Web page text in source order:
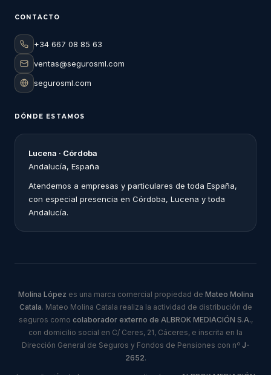
CONTACTO
+34 667 08 85 63
ventas@segurosml.com
segurosml.com
DÓNDE ESTAMOS
Lucena · Córdoba
Andalucía, España
Atendemos a empresas y particulares de toda España,
con especial presencia en Córdoba, Lucena y toda
Andalucía.
Molina López es una marca comercial propiedad de Mateo Molina
Catala. Mateo Molina Catala realiza la actividad de distribución de
seguros como colaborador externo de ALBROK MEDIACIÓN S.A.,
con domicilio social en C/ Ceres, 21, Cáceres, e inscrita en la
Dirección General de Seguros y Fondos de Pensiones con nº J-
2652.